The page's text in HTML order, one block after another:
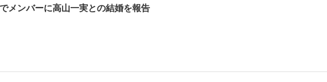
メンバーに高山一実との結婚を報告